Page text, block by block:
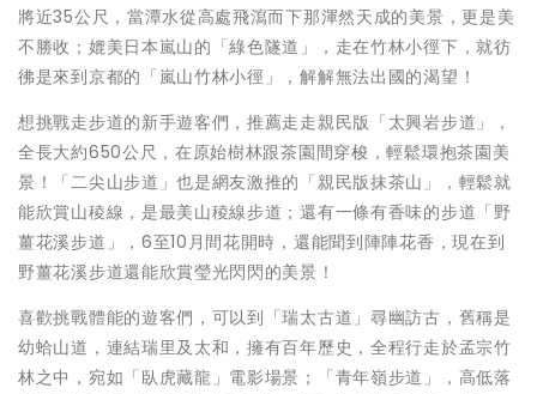
將近35公尺，當潭水從高處飛瀉而下那渾然天成的美景，更是美
不勝收；媲美日本嵐山的「綠色隧道」，走在竹林小徑下，就彷
彿是來到京都的「嵐山竹林小徑」，解解無法出國的渴望！
想挑戰走步道的新手遊客們，推薦走走親民版「太興岩步道」，
全長大約650公尺，在原始樹林跟茶園間穿梭，輕鬆環抱茶園美
景！「二尖山步道」也是網友激推的「親民版抹茶山」，輕鬆就
能欣賞山稜線，是最美山稜線步道；還有一條有香味的步道「野
薑花溪步道」，6至10月間花開時，還能聞到陣陣花香，現在到
野薑花溪步道還能欣賞瑩光閃閃的美景！
喜歡挑戰體能的遊客們，可以到「瑞太古道」尋幽訪古，舊稱是
幼蛤山道，連結瑞里及太和，擁有百年歷史，全程行走於孟宗竹
林之中，宛如「臥虎藏龍」電影場景；「青年嶺步道」，高低落